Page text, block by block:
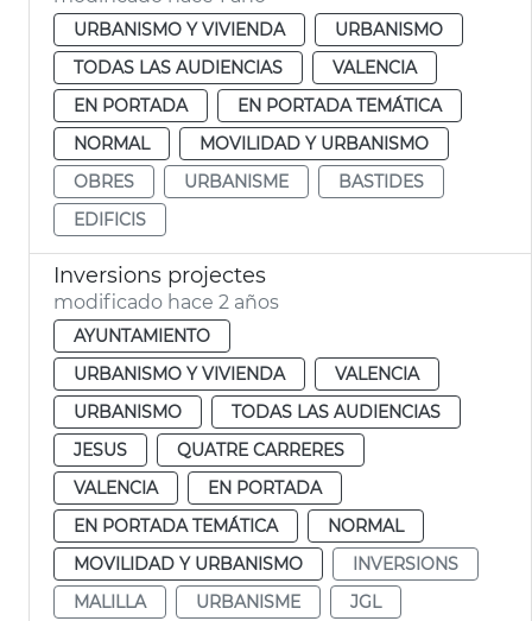
URBANISMO Y VIVIENDA
URBANISMO
TODAS LAS AUDIENCIAS
VALENCIA
EN PORTADA
EN PORTADA TEMÁTICA
NORMAL
MOVILIDAD Y URBANISMO
OBRES
URBANISME
BASTIDES
EDIFICIS
Inversions projectes
modificado hace 2 años
AYUNTAMIENTO
URBANISMO Y VIVIENDA
VALENCIA
URBANISMO
TODAS LAS AUDIENCIAS
JESUS
QUATRE CARRERES
VALENCIA
EN PORTADA
EN PORTADA TEMÁTICA
NORMAL
MOVILIDAD Y URBANISMO
INVERSIONS
MALILLA
URBANISME JGL